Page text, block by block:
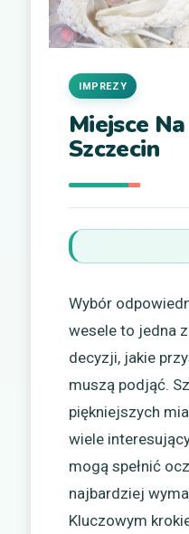
Miejsce
Szczecin
IMPREZY
Wybór
wesele to jedna
decyzji, jakie
muszą podjąć.
piękniejszych
wiele
mogą spełnić
najbardziej
Kluczowym